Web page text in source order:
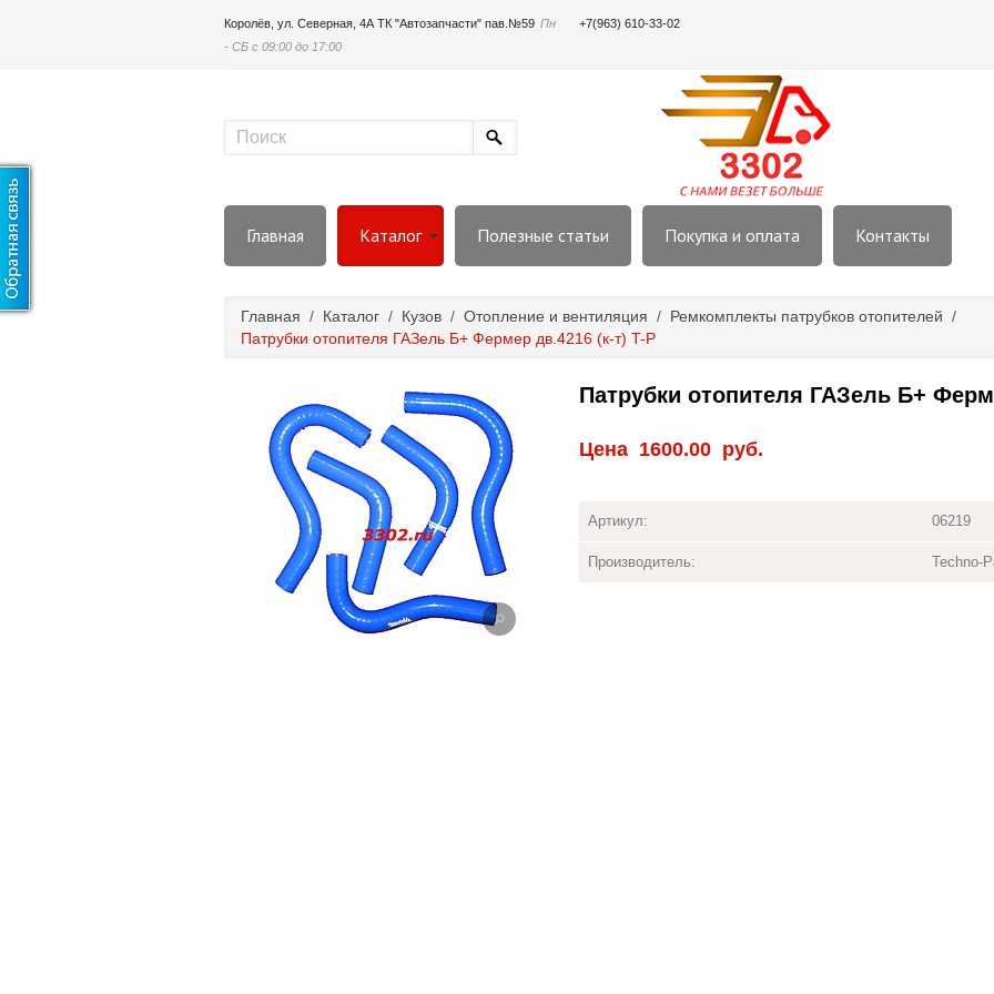
Королёв, ул. Северная, 4А ТК "Автозапчасти" пав.№59 Пн
- СБ с 09:00 до 17:00
+7(963) 610-33-02
Главная Каталог Полезные статьи Покупка и оплата Контакты
Главная / Каталог / Кузов / Отопление и вентиляция / Ремкомплекты патрубков отопителей /
Патрубки отопителя ГАЗель Б+ Фермер дв.4216 (к-т) T-P
Патрубки отопителя ГАЗель Б+
Цена 1600.00 руб.
Артикул: 06219
Производитель: Techno-